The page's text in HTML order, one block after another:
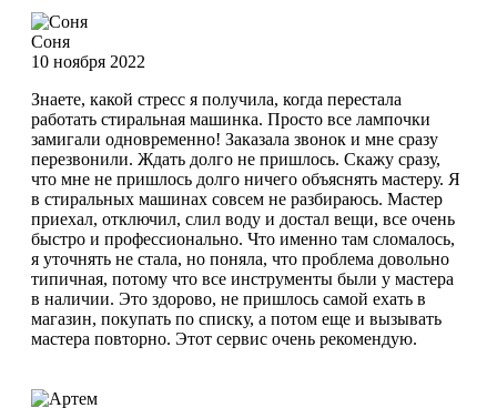
Соня
10 ноября 2022
Знаете, какой стресс я получила, когда перестала
работать стиральная машинка. Просто все лампочки
замигали одновременно! Заказала звонок и мне сразу
перезвонили. Ждать долго не пришлось. Скажу сразу,
что мне не пришлось долго ничего объяснять мастеру. Я
в стиральных машинах совсем не разбираюсь. Мастер
приехал, отключил, слил воду и достал вещи, все очень
быстро и профессионально. Что именно там сломалось,
я уточнять не стала, но поняла, что проблема довольно
типичная, потому что все инструменты были у мастера
в наличии. Это здорово, не пришлось самой ехать в
магазин, покупать по списку, а потом еще и вызывать
мастера повторно. Этот сервис очень рекомендую.